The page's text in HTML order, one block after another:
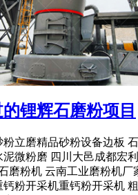
锂辉石磨粉项目
粉立磨精品砂粉设备边板
微粉磨 四川大邑成都宏
磨粉机 云南工业磨粉机厂
粉开采机重钙粉开采机